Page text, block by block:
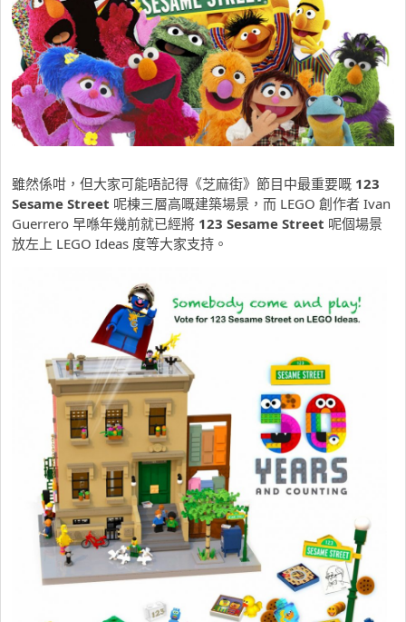
雖然係咁，但大家可能唔記得《芝麻街》節目中最重要嘅 123
Sesame Street 呢棟三層高嘅建築場景，而 LEGO 創作者 Ivan
Guerrero 早喺年幾前就已經將 123 Sesame Street 呢個場景
放左上 LEGO Ideas 度等大家支持。